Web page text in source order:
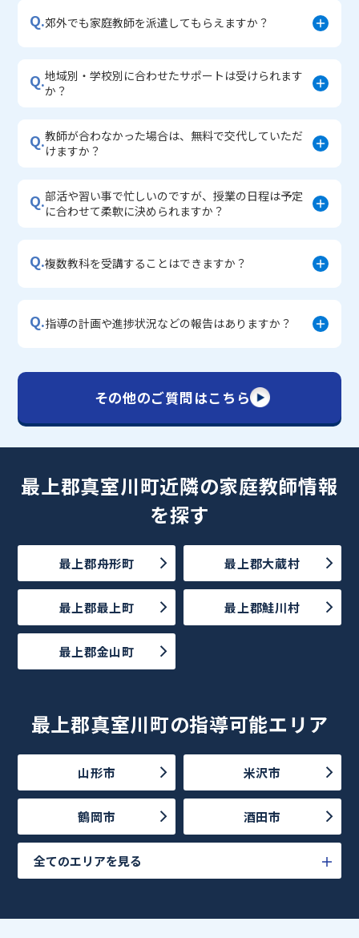
Q.郊外でも家庭教師を派遣してもらえますか？
Q.地域別・学校別に合わせたサポートは受けられます
か？
Q.教師が合わなかった場合は、無料で交代していただ
けますか？
Q.部活や習い事で忙しいのですが、授業の日程は予定
に合わせて柔軟に決められますか？
Q.複数教科を受講することはできますか？
Q.指導の計画や進捗状況などの報告はありますか？
その他のご質問はこちら
最上郡真室川町近隣の家庭教師情報
を探す
最上郡舟形町 最上郡大蔵村
最上郡最上町 最上郡鮭川村
最上郡金山町
最上郡真室川町の指導可能エリア
山形市 米沢市
鶴岡市 酒田市
全てのエリアを見る